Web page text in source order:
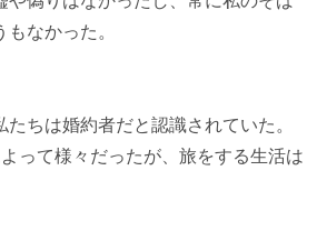
なかった。
ちは婚約者だと認識されていた。
って様々だったが、旅をする生活は